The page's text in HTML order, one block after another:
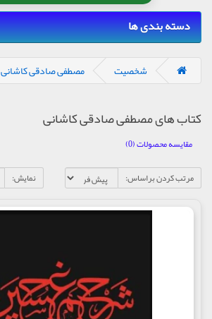
دسته بندی ها
شخصیت مصطفی صادقی کاشانی
کتاب های مصطفی صادقی کاشانی
مقایسه محصولات (0)
مرتب کردن براساس:
نمایش: